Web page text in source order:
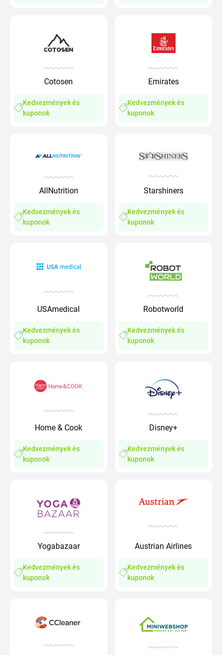
Cotosen
Kedvezmények és
kuponok
Emirates
Kedvezmények és
kuponok
AllNutrition
Kedvezmények és
kuponok
Starshiners
Kedvezmények és
kuponok
USAmedical
Kedvezmények és
kuponok
Robotworld
Kedvezmények és
kuponok
Home & Cook
Kedvezmények és
kuponok
Disney+
Kedvezmények és
kuponok
Yogabazaar
Kedvezmények és
kuponok
Austrian Airlines
Kedvezmények és
kuponok